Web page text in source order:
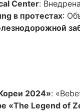
Center:
в протестах:
2024»:
«The Legend of